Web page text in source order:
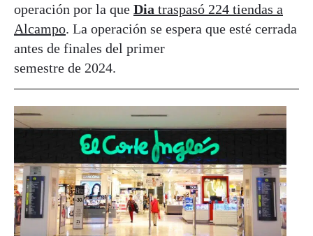
operación por la que Dia traspasó 224 tiendas a
Alcampo. La operación se espera que esté cerrada
antes de finales del primer
semestre de 2024.